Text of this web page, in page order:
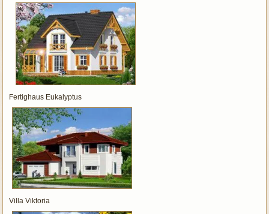
Fertighaus Eukalyptus
Villa Viktoria